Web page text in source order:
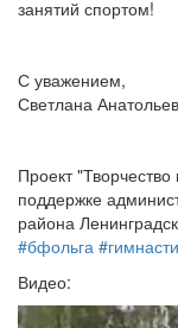
занятий спортом!
С уважением,
Светлана
Проект
поддержке
района
#бфольга
Видео: